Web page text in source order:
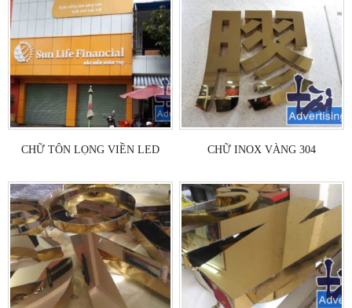
CHỮ TÔN LỌNG VIỀN LED CHỮ INOX VÀNG 304